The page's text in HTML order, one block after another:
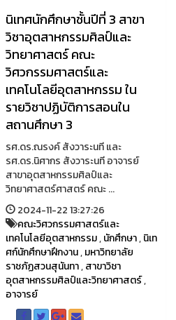
นิเทศนักศึกษาชั้นปีที่ 3 สาขา
วิชาอุตสาหกรรมศิลป์และ
วิทยาศาสตร์ คณะ
วิศวกรรมศาสตร์และ
เทคโนโลยีอุตสาหกรรม ใน
รายวิชาปฏิบัติการสอนใน
สถานศึกษา 3
รศ.ดร.ณรงค์ สังวาระนที และ
รศ.ดร.นิศากร สังวาระนที อาจารย์
สาขาอุตสาหกรรมศิลป์และ
วิทยาศาสตร์ศาสตร์ คณะ ...
2024-11-22 13:27:26
คณะวิศวกรรมศาสตร์และ
เทคโนโลยีอุตสาหกรรม,นักศึกษา,นิเท
ศก์นักศึกษาฝึกงาน,มหาวิทยาลัย
ราชภัฏสวนสุนันทา,สาขาวิชา
อุตสาหกรรมศิลป์และวิทยาศาสตร์,
อาจารย์